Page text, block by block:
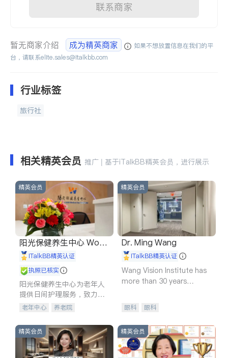
联系商家
暂无商家介绍 成为精英商家
如果不想放置信息在我们的平
台，请联系elite.sales@italkbb.com
行业标签
旅行社
相关精英会员 推广 | 基于iTalkBB精英会员，进行展示
精英会员
阳光保健养生中心 World
shine
iTalkBB精英认证
执照已核实
阳光保健养生中心为老年人
提供日间护理服务，致力于
通过持续的护理创新来有效
老年中心 养老院
精英会员
Dr. Ming Wang
iTalkBB精英认证
Wang Vision Institute has
more than 30 years
眼科 眼科
精英会员 精英会员